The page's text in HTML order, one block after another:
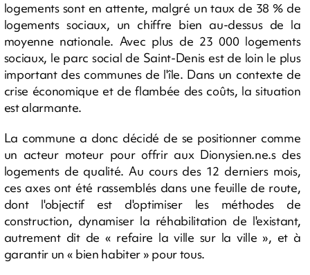
logements sont en attente, malgré un taux de 38 % de
logements sociaux, un chiffre bien au-dessus de la
moyenne nationale. Avec plus de 23 000 logements
sociaux, le parc social de Saint-Denis est de loin le plus
important des communes de l'île. Dans un contexte de
crise économique et de flambée des coûts, la situation
est alarmante.
La commune a donc décidé de se positionner comme
un acteur moteur pour offrir aux Dionysien.ne.s des
logements de qualité. Au cours des 12 derniers mois,
ces axes ont été rassemblés dans une feuille de route,
dont l'objectif est d'optimiser les méthodes de
construction, dynamiser la réhabilitation de l'existant,
autrement dit de « refaire la ville sur la ville », et à
garantir un « bien habiter » pour tous.